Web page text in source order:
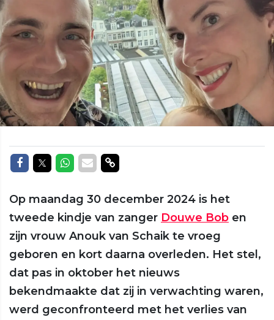
Delen op Facebook
Delen op Twitter
Delen op Whatsapp
Delen via Mail
Delen via link
Op maandag 30 december 2024 is het
tweede kindje van zanger Douwe Bob en
zijn vrouw Anouk van Schaik te vroeg
geboren en kort daarna overleden. Het stel,
dat pas in oktober het nieuws
bekendmaakte dat zij in verwachting waren,
werd geconfronteerd met het verlies van